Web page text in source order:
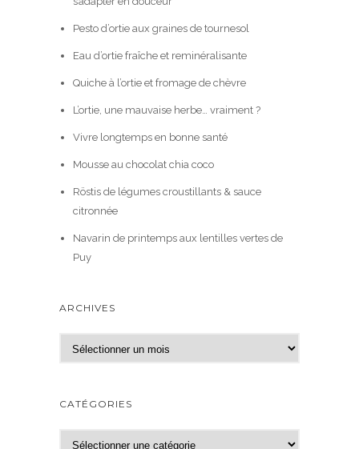
Pesto d’ortie aux graines de tournesol
Eau d’ortie fraîche et reminéralisante
Quiche à l’ortie et fromage de chèvre
L’ortie, une mauvaise herbe… vraiment ?
Vivre longtemps en bonne santé
Mousse au chocolat chia coco
Röstis de légumes croustillants & sauce
citronnée
Navarin de printemps aux lentilles vertes de
Puy
ARCHIVES
r
h
CATÉGORIES